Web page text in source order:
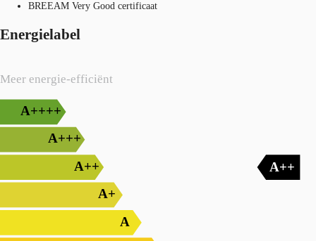
BREEAM Very Good certificaat
Energielabel
Meer energie-efficiënt
A++++
A+++
A++
A+
A
A++